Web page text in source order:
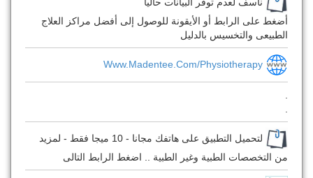
أضغط على الرابط أو الأيقونة للوصول إلى أفضل مراكز العلاج
الطبيعى والتخسيس بالدليل
Www.madentee.com/physiotherapy
لتحميل التطبيق على هاتفك مجانا - 10 ميجا فقط - لمزيد
من التخصصات الطبية وغير الطبية .. اضغط الرابط التالى